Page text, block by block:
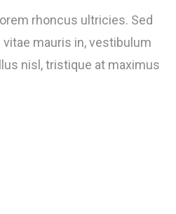
rhoncus ultricies. Sed
mauris in, vestibulum
nisl, tristique at maximus